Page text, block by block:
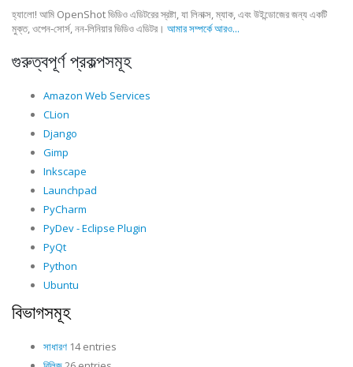
হ্যালো! আমি OpenShot ভিডিও এডিটরের স্রষ্টা, যা লিনাক্স, ম্যাক, এবং উইন্ডোজের জন্য একটি
মুক্ত, ওপেন-সোর্স, নন-লিনিয়ার ভিডিও এডিটর। আমার সম্পর্কে আরও...
গুরুত্বপূর্ণ প্রকল্পসমূহ
Amazon Web Services
CLion
Django
Gimp
Inkscape
Launchpad
PyCharm
PyDev - Eclipse Plugin
PyQt
Python
Ubuntu
বিভাগসমূহ
সাধারণ 14 entries